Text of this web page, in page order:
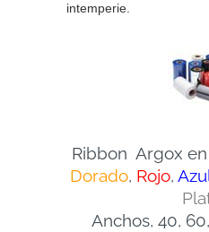
intemperie.
Ribbon Argox
Dorado, Rojo,
Anchos, 40,